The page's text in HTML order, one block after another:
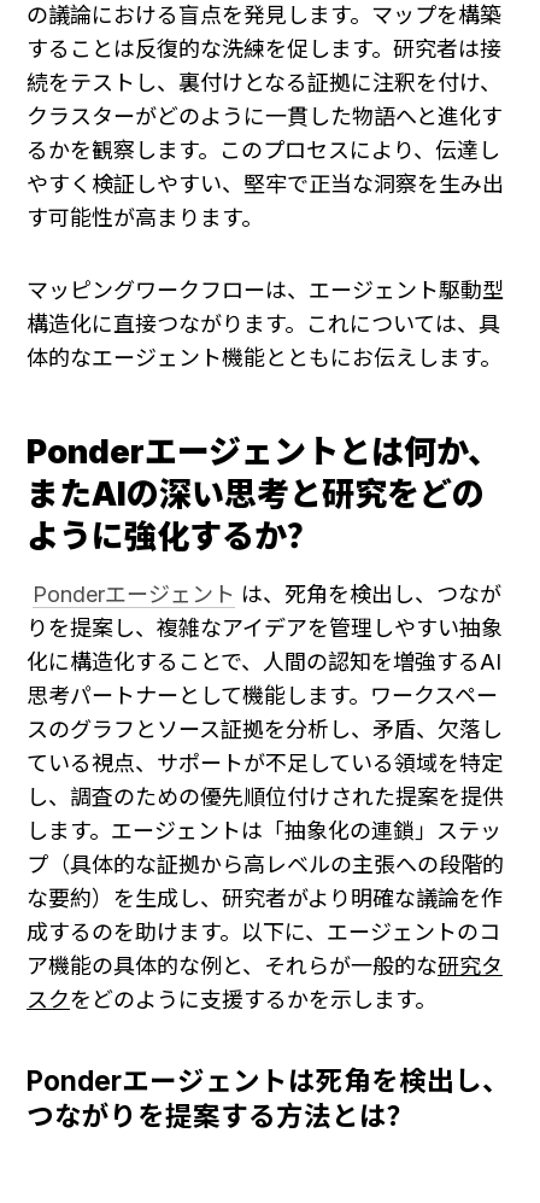
の議論における盲点を発見します。マップを構築
することは反復的な洗練を促します。研究者は接
続をテストし、裏付けとなる証拠に注釈を付け、
クラスターがどのように一貫した物語へと進化す
るかを観察します。このプロセスにより、伝達し
やすく検証しやすい、堅牢で正当な洞察を生み出
す可能性が高まります。
マッピングワークフローは、エージェント駆動型
構造化に直接つながります。これについては、具
体的なエージェント機能とともにお伝えします。
Ponderエージェントとは何か、
またAIの深い思考と研究をどの
ように強化するか？
Ponderエージェント は、死角を検出し、つなが
りを提案し、複雑なアイデアを管理しやすい抽象
化に構造化することで、人間の認知を増強するAI
思考パートナーとして機能します。ワークスペー
スのグラフとソース証拠を分析し、矛盾、欠落し
ている視点、サポートが不足している領域を特定
し、調査のための優先順位付けされた提案を提供
します。エージェントは「抽象化の連鎖」ステッ
プ（具体的な証拠から高レベルの主張への段階的
な要約）を生成し、研究者がより明確な議論を作
成するのを助けます。以下に、エージェントのコ
ア機能の具体的な例と、それらが一般的な研究タ
スクをどのように支援するかを示します。
Ponderエージェントは死角を検出し、
つながりを提案する方法とは？